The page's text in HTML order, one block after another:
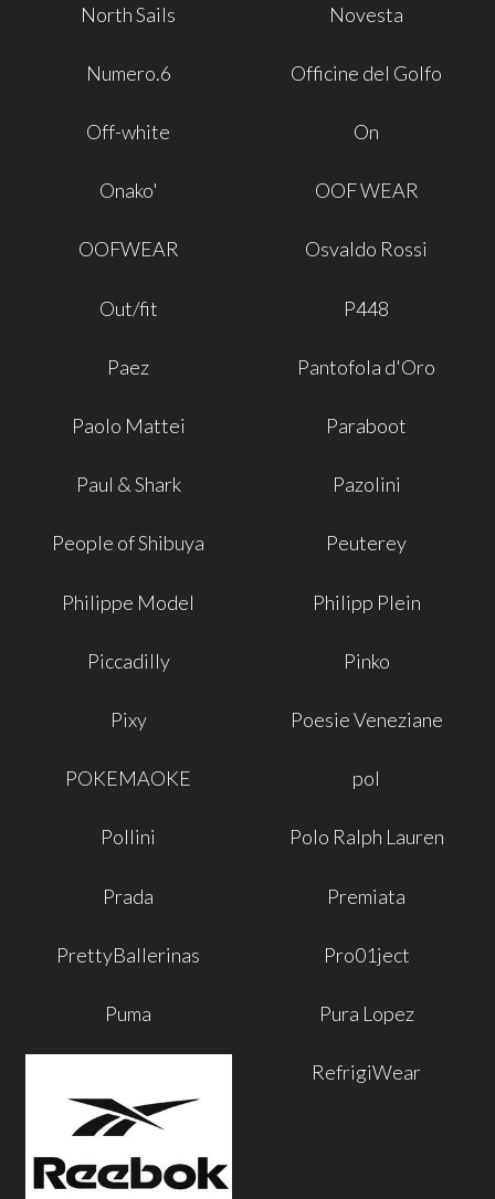
North Sails Novesta
Numero.6 Officine del Golfo
Off-white On
Onako' OOF WEAR
OOFWEAR Osvaldo Rossi
Out/fit P448
Paez Pantofola d'Oro
Paolo Mattei Paraboot
Paul & Shark Pazolini
People of Shibuya Peuterey
Philippe Model Philipp Plein
Piccadilly Pinko
Pixy Poesie Veneziane
POKEMAOKE pol
Pollini Polo Ralph Lauren
Prada Premiata
PrettyBallerinas Pro01ject
Puma Pura Lopez
RefrigiWear